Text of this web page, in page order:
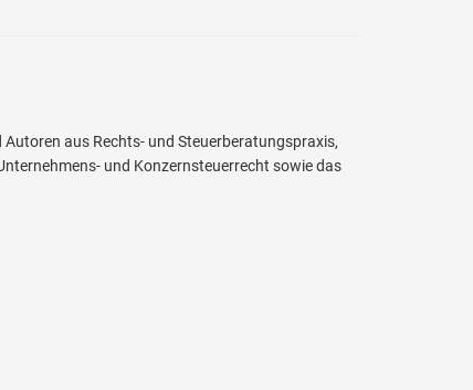
aus Rechts- und Steuerberatungspraxis,
und Konzernsteuerrecht sowie das